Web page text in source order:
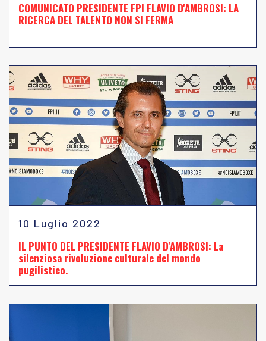
COMUNICATO PRESIDENTE FPI FLAVIO D'AMBROSI: LA
RICERCA DEL TALENTO NON SI FERMA
10 Luglio 2022
IL PUNTO DEL PRESIDENTE FLAVIO D'AMBROSI: La
silenziosa rivoluzione culturale del mondo
pugilistico.